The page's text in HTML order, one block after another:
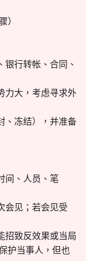
）
行转帐、合同、
大，考虑寻求外
、冻结），并准备
间、人员、笔
会见；若会见受
招致反效果或当局
护当事人，但也